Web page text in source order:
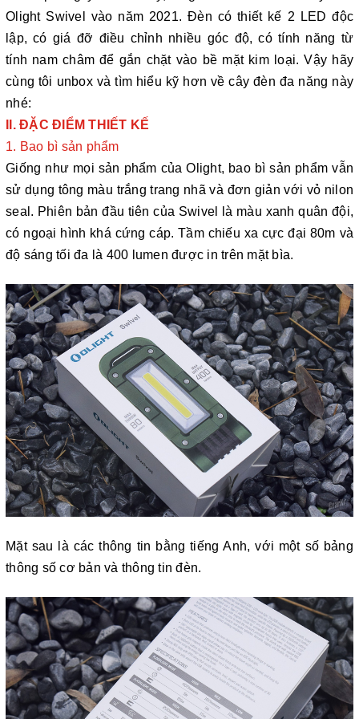
Olight Swivel vào năm 2021. Đèn có thiết kế 2 LED độc
lập, có giá đỡ điều chỉnh nhiều góc độ, có tính năng từ
tính nam châm để gắn chặt vào bề mặt kim loại. Vậy hãy
cùng tôi unbox và tìm hiểu kỹ hơn về cây đèn đa năng này
nhé:
II. ĐẶC ĐIỂM THIẾT KẾ
1. Bao bì sản phẩm
Giống như mọi sản phẩm của Olight, bao bì sản phẩm vẫn
sử dụng tông màu trắng trang nhã và đơn giản với vỏ nilon
seal. Phiên bản đầu tiên của Swivel là màu xanh quân đội,
có ngoại hình khá cứng cáp. Tầm chiếu xa cực đại 80m và
độ sáng tối đa là 400 lumen được in trên mặt bìa.
Mặt sau là các thông tin bằng tiếng Anh, với một số bảng
thông số cơ bản và thông tin đèn.